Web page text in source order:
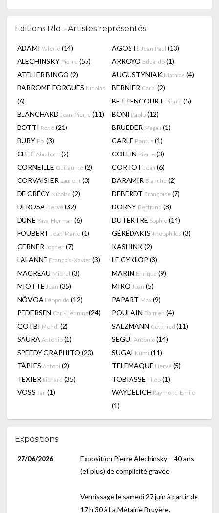
Editions Rld - Artistes représentés
ADAMI Valerio (14) AGOSTI Jean-Paul (13)
ALECHINSKY Pierre (57) ARROYO Eduardo (1)
ATELIER BINGO (2) AUGUSTYNIAK Mathias (4)
BARROME FORGUES Nicolas
(6)
BERNIER Carol (2)
BETTENCOURT Pierre (5)
BLANCHARD Jean-Pierre (11) BONI Paolo (12)
BOTTI René (21) BRUEDER Magali (1)
BURY Pol (3) CARLE Pontus (1)
CLET Abraham (2) COLLIN Pierre (3)
CORNEILLE Guillaume (2) CORTOT Jean (6)
CORVAISIER Laurent (3) DARAMIR Blanche (2)
DE CRÉCY Nicolas (2) DEBERDT Françoise (7)
DI ROSA Hervé (32) DORNY Bertrand (8)
DÜNE Yaya-Herman (6) DUTERTRE Sophie (14)
FOUBERT Jean-Marie (1) GÉRÉDAKIS Théophilos (3)
GERNER Jochen (7) KASHINK(2)
LALANNE François-Xavier (3) LE CYKLOP (3)
MACRÉAU Michel (3) MARIN Enrique (9)
MIOTTE Jean (35) MIRÓ Joan (5)
NÓVOA Léopoldo (12) PAPART Max (9)
PEDERSEN Carl-Henning(24) POULAIN Damien (4)
QOTBI Mehdi (2) SALZMANN Gottfried (11)
SAURA Antonio (1) SEGUI Antonio (14)
SPEEDY GRAPHITO (20) SUGAI Kumi (11)
TÀPIES Antoni (2) TELEMAQUE Hervé (5)
TEXIER Richard (35) TOBIASSE Theo (1)
VOSS Jan (1) WAYDELICH Raymond-Emile
(1)
Expositions
27/06/2026
Exposition Pierre Alechinsky – 40 ans
(et plus) de complicité gravée
Vernissage le samedi 27 juin à partir de
17 h 30 à La Métairie Bruyère.